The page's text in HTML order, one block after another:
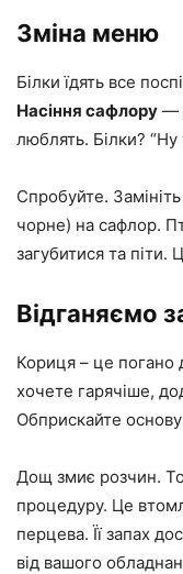
Зміна меню
Білки їдять все
Насіння сафлору —
люблять. Білки? “Ну
Спробуйте.
чорне) на сафлор.
загубитися та
Відганяємо
Кориця – це погано
хочете гарячіше,
Обприскайте основу
Дощ змиє розчин.
процедуру. Це
перцева. Її запах
від вашого